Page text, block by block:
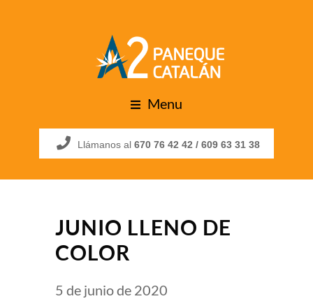
Menu
Llámanos al 670 76 42 42 / 609 63 31 38
JUNIO LLENO DE
COLOR
5 de junio de 2020